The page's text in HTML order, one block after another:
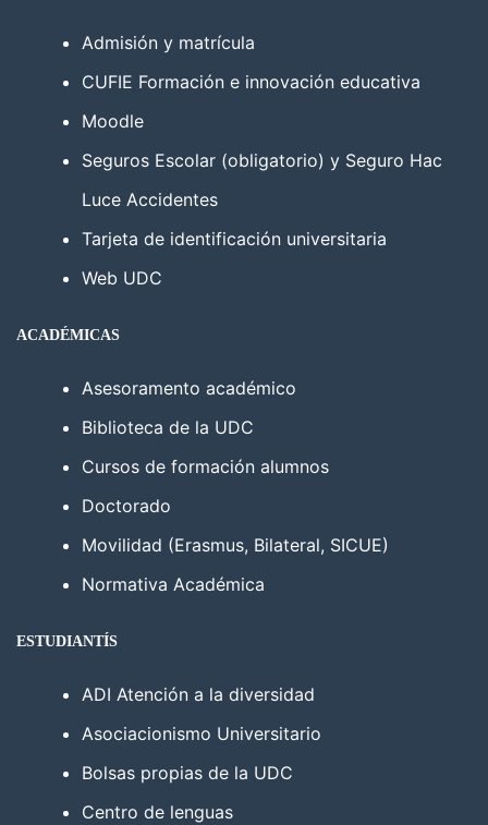
Admisión y matrícula
CUFIE Formación e innovación educativa
Moodle
Seguros Escolar (obligatorio) y Seguro Hac
Luce Accidentes
Tarjeta de identificación universitaria
Web UDC
ACADÉMICAS
Asesoramento académico
Biblioteca de la UDC
Cursos de formación alumnos
Doctorado
Movilidad (Erasmus, Bilateral, SICUE)
Normativa Académica
ESTUDIANTÍS
ADI Atención a la diversidad
Asociacionismo Universitario
Bolsas propias de la UDC
Centro de lenguas